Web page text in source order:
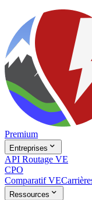
Premium
Entreprises 
API Routage VE
CPO
Comparatif VE
Ressources 